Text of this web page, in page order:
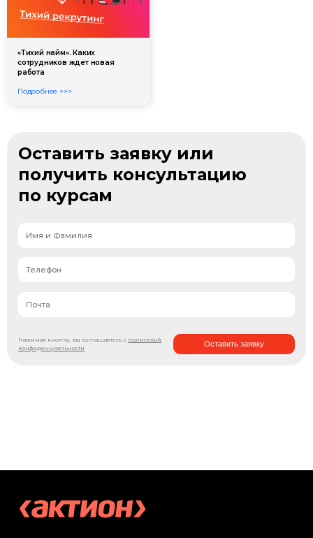
«Тихий найм». Каких
сотрудников ждет новая
работа
Подробнее >>>
Оставить заявку или
получить консультацию
по курсам
Нажимая кнопку, вы соглашаетесь с политикой
конфиденциальности
Оставить заявку